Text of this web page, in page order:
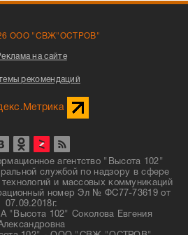
ООО "СВЖ"ОСТРОВ"
на сайте
рекомендаций
агентство "Высота 102"
службой по надзору в сфере
и массовых коммуникаций
номер Эл № ФС77-73619 от
07.09.2018г.
"Высота 102" Соколова Евгения